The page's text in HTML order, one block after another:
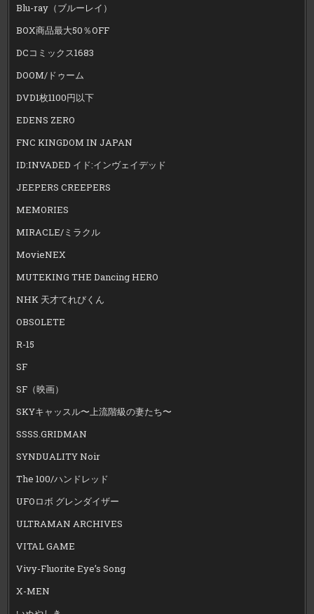
Blu-ray（ブルーレイ）
BOX商品最大50％OFF
DCコミックス1683
DOOM/ドゥーム
DVD1枚1100円以下
EDENS ZERO
FNC KINGDOM IN JAPAN
ID:INVADED イド:インヴェイデッド
JEEPERS CREEPERS
MEMORIES
MIRACLE/ミラクル
MovieNEX
MUTEKING THE Dancing HERO
NHK 天才てれびくん
OBSOLETE
R-15
SF
SF（映画）
SKYキャッスル〜上流階級の妻たち〜
SSSS.GRIDMAN
SYNDUALITY Noir
The 100/ハンドレッド
UFOロボ グレンダイザー
ULTRAMAN ARCHIVES
VITAL GAME
Vivy-Fluorite Eye’s Song
X-MEN